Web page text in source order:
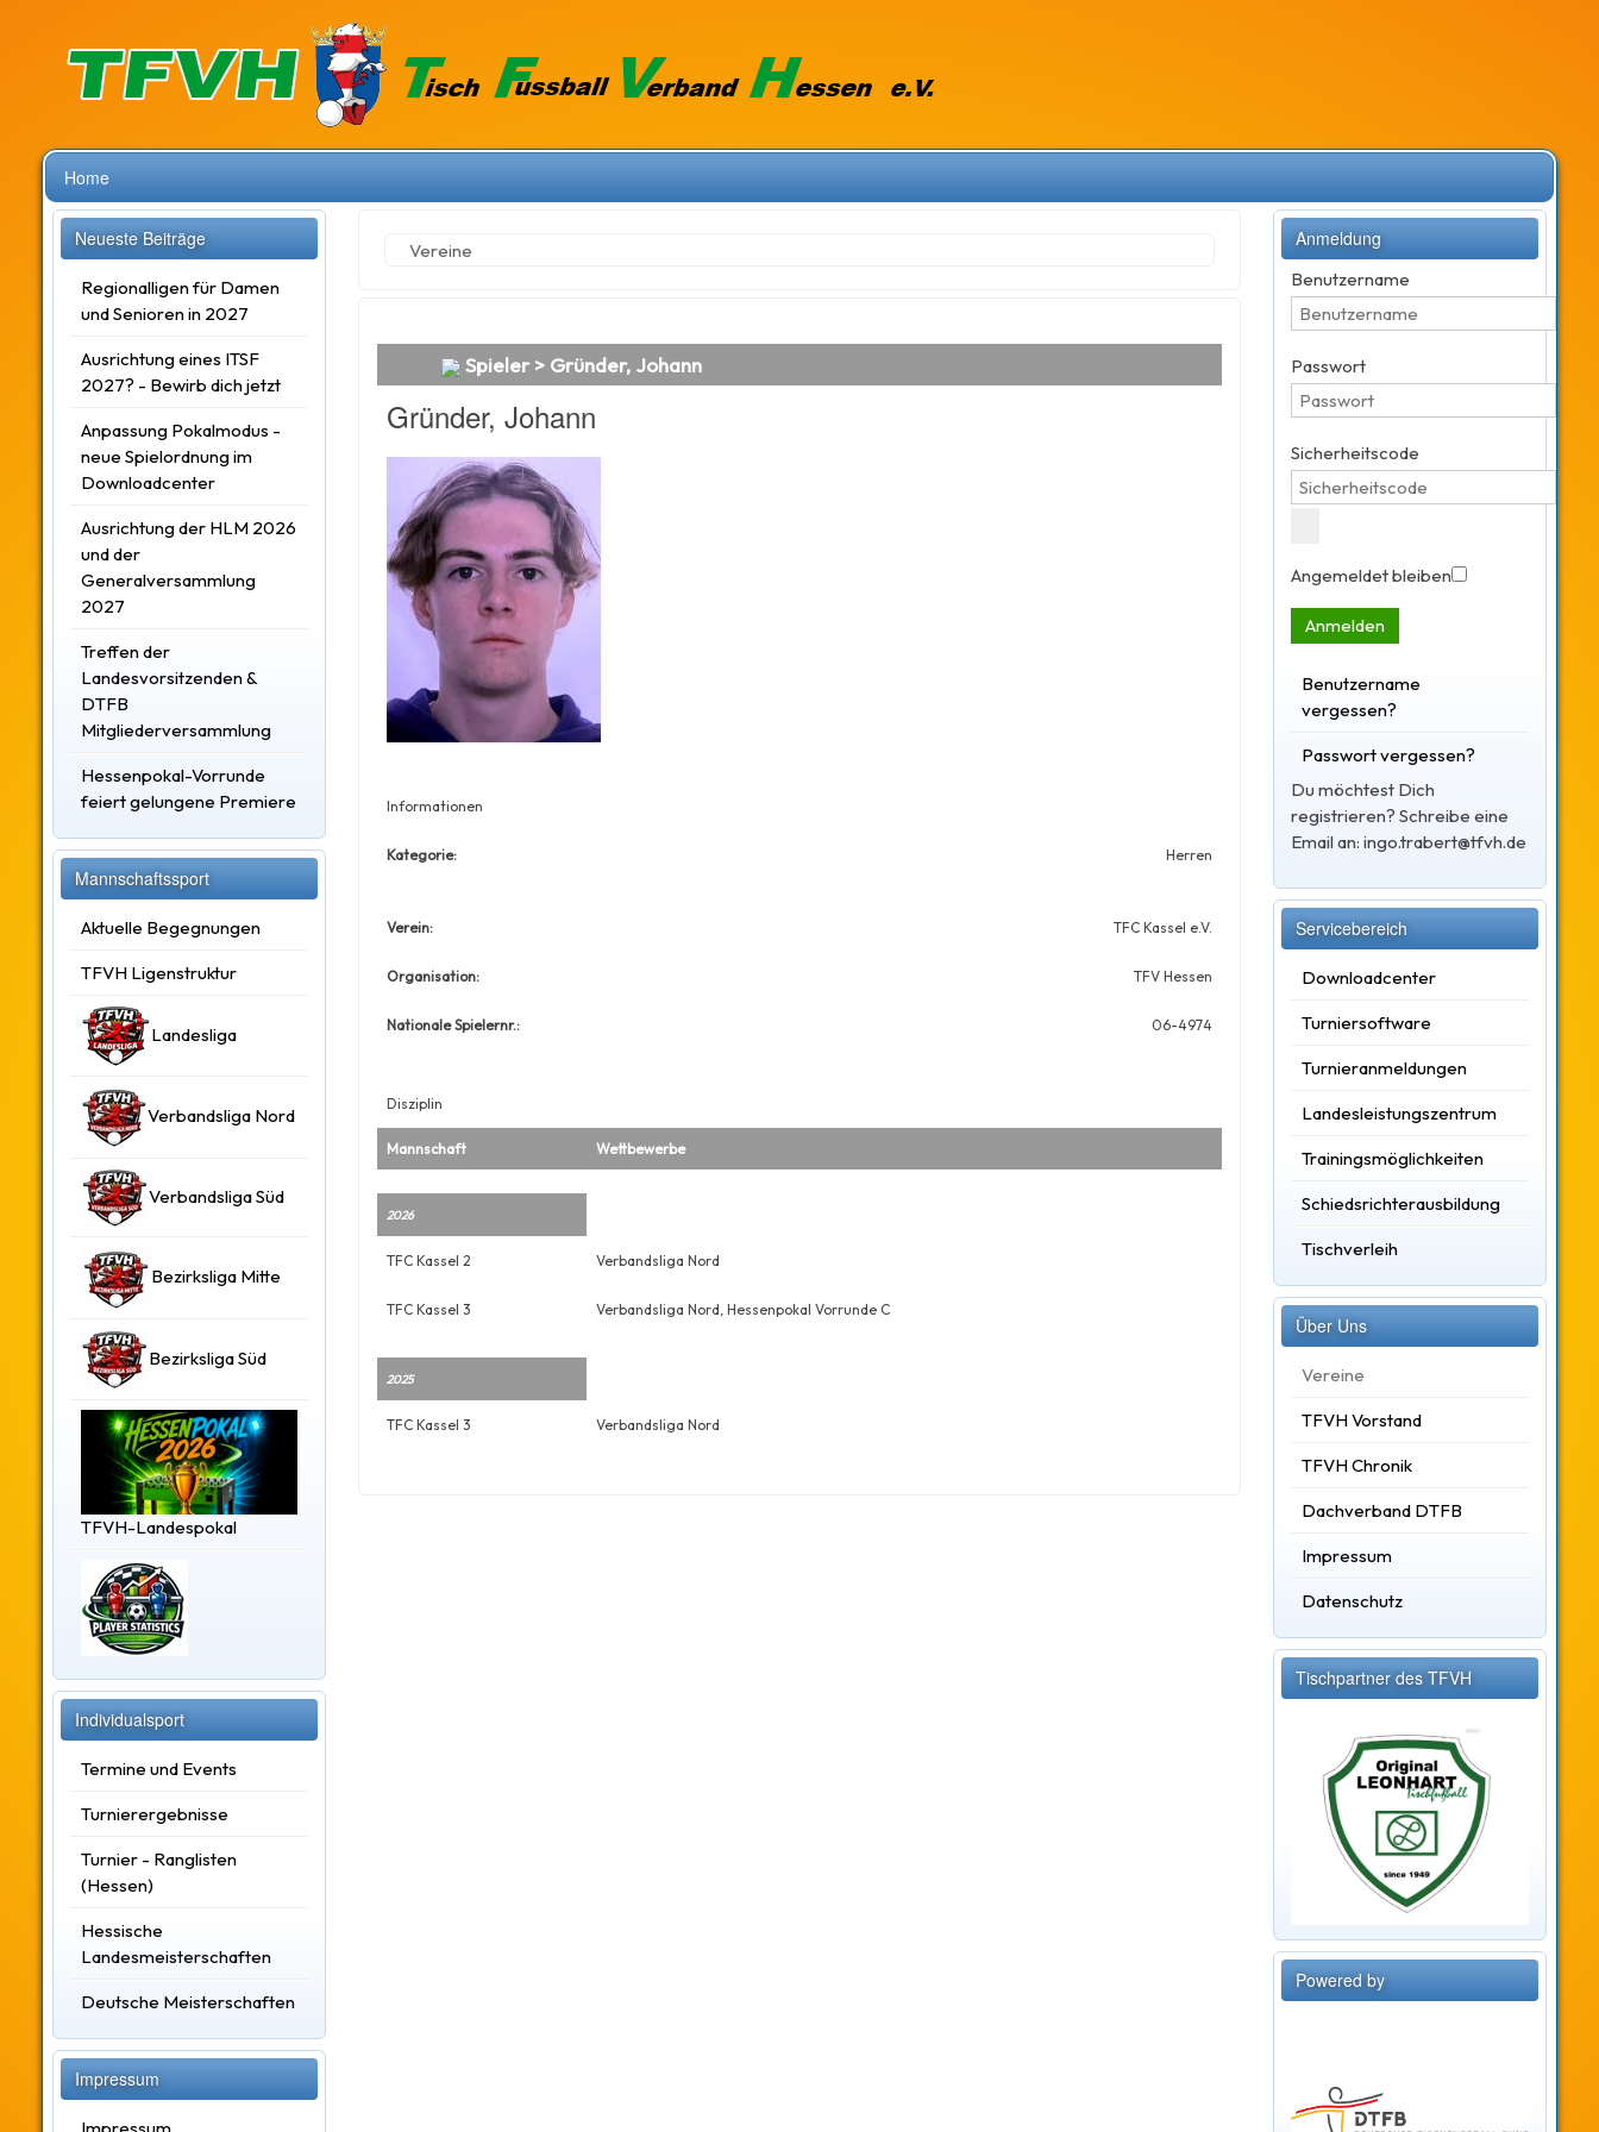
Home
Neueste Beiträge
Regionalligen für Damen
und Senioren in 2027
Ausrichtung eines ITSF
2027? - Bewirb dich jetzt
Anpassung Pokalmodus -
neue Spielordnung im
Downloadcenter
Ausrichtung der HLM 2026
und der
Generalversammlung
2027
Treffen der
Landesvorsitzenden &
DTFB
Mitgliederversammlung
Hessenpokal-Vorrunde
feiert gelungene Premiere
Mannschaftssport
Aktuelle Begegnungen
TFVH Ligenstruktur
Landesliga
Verbandsliga Nord
Verbandsliga Süd
Bezirksliga Mitte
Bezirksliga Süd
TFVH-Landespokal
Individualsport
Termine und Events
Turnierergebnisse
Turnier - Ranglisten
(Hessen)
Hessische
Landesmeisterschaften
Deutsche Meisterschaften
Impressum
Vereine
Spieler > Gründer, Johann
Gründer, Johann
Informationen
Kategorie: Herren
Verein: TFC Kassel e.V.
Organisation: TFV Hessen
Nationale Spielernr.: 06-4974
Disziplin
Mannschaft Wettbewerbe
2026
TFC Kassel 2 Verbandsliga Nord
TFC Kassel 3 Verbandsliga Nord, Hessenpokal Vorrunde C
2025
TFC Kassel 3 Verbandsliga Nord
Anmeldung
Benutzername
Passwort
Sicherheitscode
Angemeldet bleiben
Anmelden
Benutzername
vergessen?
Passwort vergessen?
Du möchtest Dich
registrieren? Schreibe eine
Email an: ingo.trabert@tfvh.de
Servicebereich
Downloadcenter
Turniersoftware
Turnieranmeldungen
Landesleistungszentrum
Trainingsmöglichkeiten
Schiedsrichterausbildung
Tischverleih
Über Uns
Vereine
TFVH Vorstand
TFVH Chronik
Dachverband DTFB
Impressum
Datenschutz
Tischpartner des TFVH
Powered by